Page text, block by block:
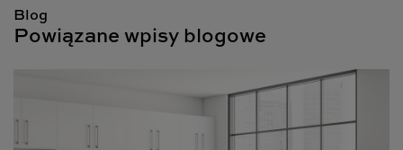
Blog
Powiązane wpisy blogowe